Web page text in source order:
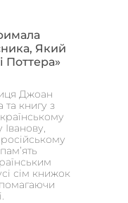
Який
Поттера»
Джоан
та книгу з
сім книжок